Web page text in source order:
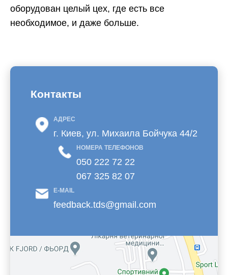
оборудован целый цех, где есть все
необходимое, и даже больше.
Контакты
АДРЕС
г. Киев, ул. Михаила Бойчука 44/2
НОМЕРА ТЕЛЕФОНОВ
050 222 72 22
067 325 82 07
E-MAIL
feedback.tds@gmail.com